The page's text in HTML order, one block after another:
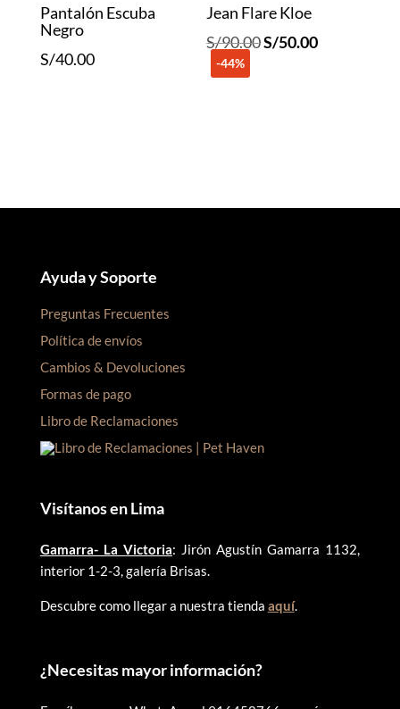
Pantalón Escuba
Negro
S/40.00
Jean Flare Kloe
S/90.00El
S/50.00El
-44%
Ayuda y Soporte
Preguntas Frecuentes
Política de envíos
Cambios & Devoluciones
Formas de pago
Libro de Reclamaciones
Visítanos en Lima
Gamarra- La Victoria: Jirón Agustín Gamarra 1132,
interior 1-2-3, galería Brisas.
Descubre como llegar a nuestra tienda aquí.
¿Necesitas mayor información?